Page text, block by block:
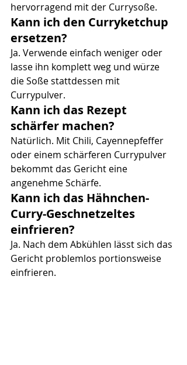
hervorragend mit der Currysoße.
Kann ich den Curryketchup
ersetzen?
Ja. Verwende einfach weniger oder
lasse ihn komplett weg und würze
die Soße stattdessen mit
Currypulver.
Kann ich das Rezept
schärfer machen?
Natürlich. Mit Chili, Cayennepfeffer
oder einem schärferen Currypulver
bekommt das Gericht eine
angenehme Schärfe.
Kann ich das Hähnchen-
Curry-Geschnetzeltes
einfrieren?
Ja. Nach dem Abkühlen lässt sich das
Gericht problemlos portionsweise
einfrieren.